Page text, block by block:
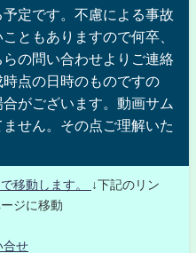
定です。不慮による事故
ともありますので何卒、
の問い合わせよりご連絡
点の日時のものですの
がございます。動画サム
せん。その点ご理解いた
移動します。
↓下記のリン
ジに移動
合せ